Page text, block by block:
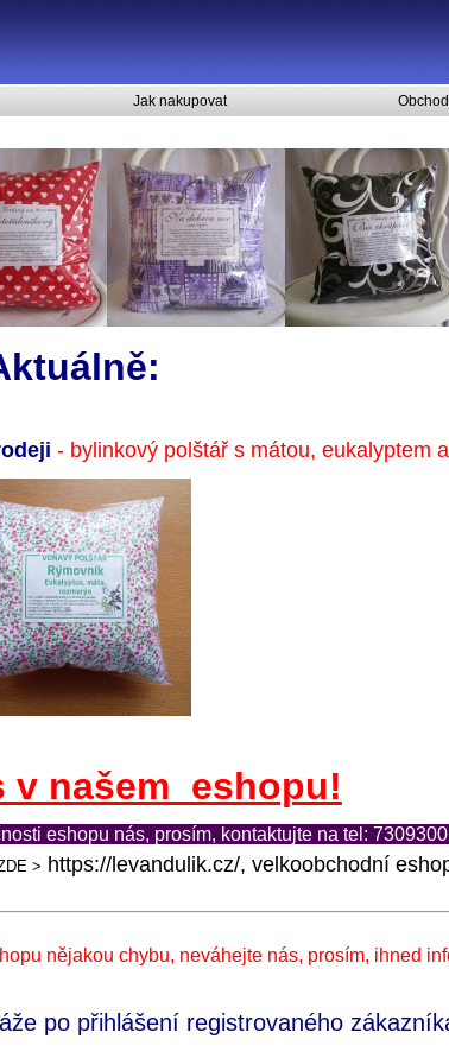
Jak nakupovat
- bylinkový polštář s mátou, eukalyptem
v našem eshopu!
eshopu nás, prosím, kontaktujte na tel:
> https://levandulik.cz/, velkoobchodní
nějakou chybu, neváhejte nás, prosím, ihned
po přihlášení registrovaného